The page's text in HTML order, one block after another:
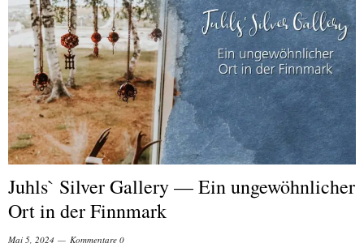
Juhls` Silver Gallery — Ein ungewöhnlicher
Ort in der Finnmark
Mai 5, 2024 Kommentare 0